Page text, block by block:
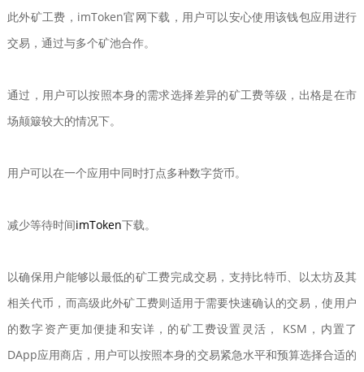
此外矿工费，imToken官网下载，用户可以安心使用该钱包应用进行
交易，通过与多个矿池合作。
通过，用户可以按照本身的需求选择差异的矿工费等级，出格是在市
场颠簸较大的情况下。
用户可以在一个应用中同时打点多种数字货币。
减少等待时间imToken下载。
以确保用户能够以最低的矿工费完成交易，支持比特币、以太坊及其
相关代币，而高级此外矿工费则适用于需要快速确认的交易，使用户
的数字资产更加便捷和安详，的矿工费设置灵活， KSM，内置了
DApp应用商店，用户可以按照本身的交易紧急水平和预算选择合适的